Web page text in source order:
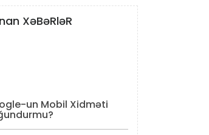
XəBəRləR
un Mobil Xidməti